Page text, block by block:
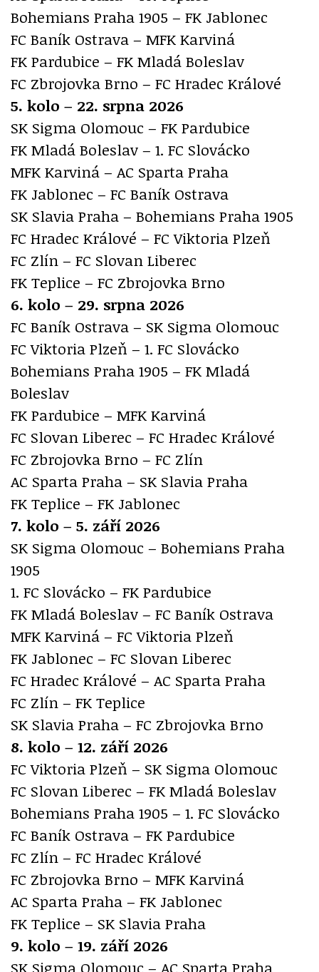
Bohemians Praha 1905 – FK Jablonec
FC Baník Ostrava – MFK Karviná
FK Pardubice – FK Mladá Boleslav
FC Zbrojovka Brno – FC Hradec Králové
5. kolo – 22. srpna 2026
SK Sigma Olomouc – FK Pardubice
FK Mladá Boleslav – 1. FC Slovácko
MFK Karviná – AC Sparta Praha
FK Jablonec – FC Baník Ostrava
SK Slavia Praha – Bohemians Praha 1905
FC Hradec Králové – FC Viktoria Plzeň
FC Zlín – FC Slovan Liberec
FK Teplice – FC Zbrojovka Brno
6. kolo – 29. srpna 2026
FC Baník Ostrava – SK Sigma Olomouc
FC Viktoria Plzeň – 1. FC Slovácko
Bohemians Praha 1905 – FK Mladá
Boleslav
FK Pardubice – MFK Karviná
FC Slovan Liberec – FC Hradec Králové
FC Zbrojovka Brno – FC Zlín
AC Sparta Praha – SK Slavia Praha
FK Teplice – FK Jablonec
7. kolo – 5. září 2026
SK Sigma Olomouc – Bohemians Praha
1905
1. FC Slovácko – FK Pardubice
FK Mladá Boleslav – FC Baník Ostrava
MFK Karviná – FC Viktoria Plzeň
FK Jablonec – FC Slovan Liberec
FC Hradec Králové – AC Sparta Praha
FC Zlín – FK Teplice
SK Slavia Praha – FC Zbrojovka Brno
8. kolo – 12. září 2026
FC Viktoria Plzeň – SK Sigma Olomouc
FC Slovan Liberec – FK Mladá Boleslav
Bohemians Praha 1905 – 1. FC Slovácko
FC Baník Ostrava – FK Pardubice
FC Zlín – FC Hradec Králové
FC Zbrojovka Brno – MFK Karviná
AC Sparta Praha – FK Jablonec
FK Teplice – SK Slavia Praha
9. kolo – 19. září 2026
SK Sigma Olomouc – AC Sparta Praha